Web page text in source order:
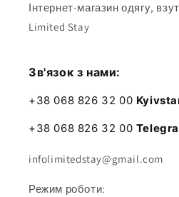
Інтернет-магазин одягу,
Limited Stay
Зв'язок з нами:
+38 068 826 32 00
+38 068 826 32 00
infolimitedstay@gmail.com
Режим роботи: